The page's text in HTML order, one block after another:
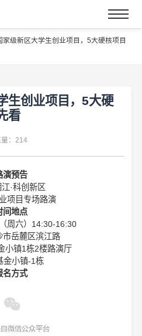
家级新区大学生创业项目，5大硬核项目
生创业项目，5大硬
看
量：214
演预告
·科创新区
项目专场路演
间地点
周六）14:30-16:30
市岳麓区滨江路
小镇1栋2楼路演厅
金小镇-1栋
名方式